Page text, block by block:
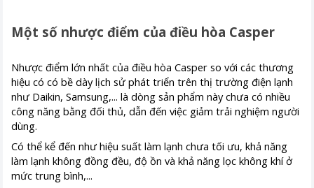
Một số nhược điểm của điều hòa Casper
Nhược điểm lớn nhất của điều hòa Casper so với các thương
hiệu có có bề dày lịch sử phát triển trên thị trường điện lạnh
như Daikin, Samsung,... là dòng sản phẩm này chưa có nhiều
công năng bằng đối thủ, dẫn đến việc giảm trải nghiệm người
dùng.
Có thể kể đến như hiệu suất làm lạnh chưa tối ưu, khả năng
làm lạnh không đồng đều, độ ồn và khả năng lọc không khí ở
mức trung bình,...